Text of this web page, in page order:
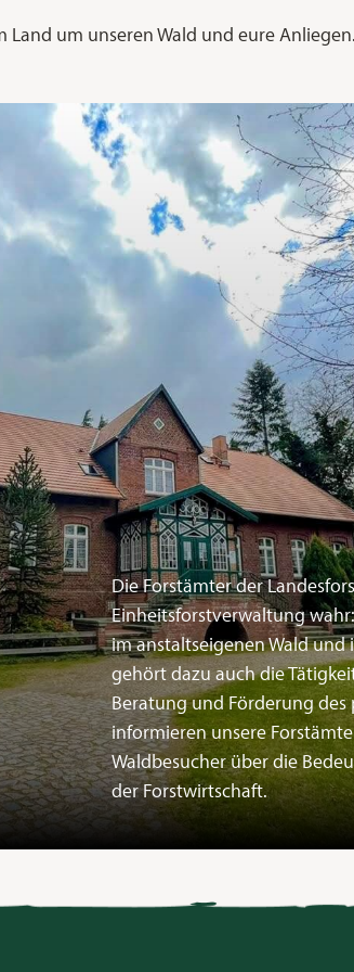
Land um unseren Wald und eure
Die Forstämter der
Einheitsforstverwaltung
im anstaltseigenen Wald
gehört dazu auch die
Beratung und Förderung des
informieren unsere
Waldbesucher über die
der Forstwirtschaft.